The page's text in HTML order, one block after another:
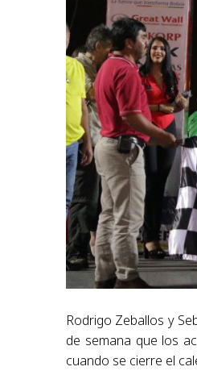
Rodrigo Zeballos y
de semana que los
cuando se cierre el